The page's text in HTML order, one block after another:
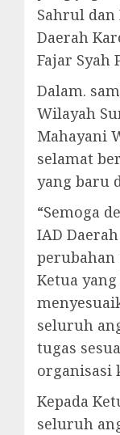
Sahrul dan
Daerah
Fajar Syah
Dalam.
Wilayah
Mahayani
selamat
yang baru
“Semoga
IAD
perubahan
Ketua
seluruh
tugas
organisasi
Kepada
seluruh